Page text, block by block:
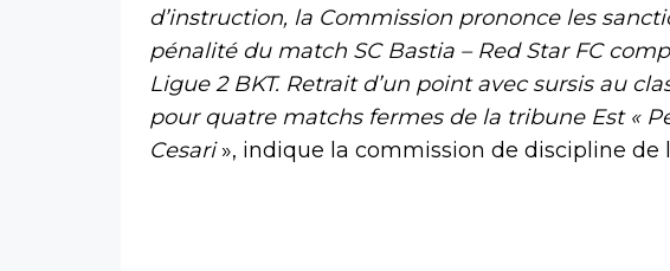
d’instruction, la Commission prononce les
pénalité du match SC Bastia – Red Star FC
Ligue 2 BKT. Retrait d’un point avec sursis au
pour quatre matchs fermes de la tribune Est «
Cesari», indique la commission de discipline de